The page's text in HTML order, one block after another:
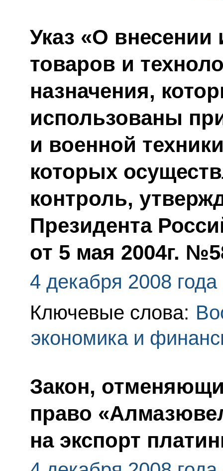
Указ «О
товаров и
назначения,
использованы
и военной
которых
контроль,
Президента
от 5 мая 2004г.
4 декабря 2008 года
Ключевые слова:
экономика и
Закон,
право
на экспорт